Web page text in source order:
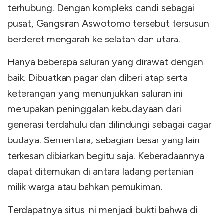
terhubung. Dengan kompleks candi sebagai
pusat, Gangsiran Aswotomo tersebut tersusun
berderet mengarah ke selatan dan utara.
Hanya beberapa saluran yang dirawat dengan
baik. Dibuatkan pagar dan diberi atap serta
keterangan yang menunjukkan saluran ini
merupakan peninggalan kebudayaan dari
generasi terdahulu dan dilindungi sebagai cagar
budaya. Sementara, sebagian besar yang lain
terkesan dibiarkan begitu saja. Keberadaannya
dapat ditemukan di antara ladang pertanian
milik warga atau bahkan pemukiman.
Terdapatnya situs ini menjadi bukti bahwa di